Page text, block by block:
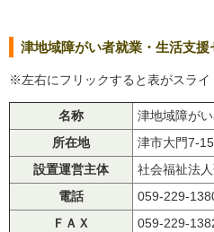
津地域障がい者就業・生活支援
※左右にフリックすると表がスライ
名称
津地域障が
所在地
津市大門7-
設置運営主体
社会福祉法
電話
059-229-
ＦＡＸ
059-229-